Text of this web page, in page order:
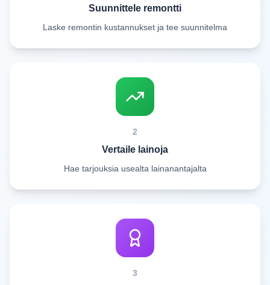
Suunnittele remontti
Laske remontin kustannukset ja tee suunnitelma
2
Vertaile lainoja
Hae tarjouksia usealta lainanantajalta
3